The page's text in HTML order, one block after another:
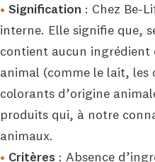
Signification : Chez Be-
interne. Elle signifie que,
contient aucun ingrédient
animal (comme le lait,
colorants d’origine
produits qui, à notre
animaux.
Critères: Absence